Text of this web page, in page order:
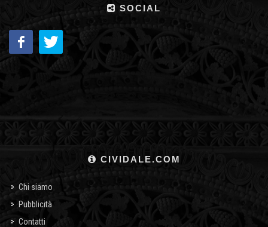
SOCIAL
CIVIDALE.COM
Chi siamo
Pubblicità
Contatti